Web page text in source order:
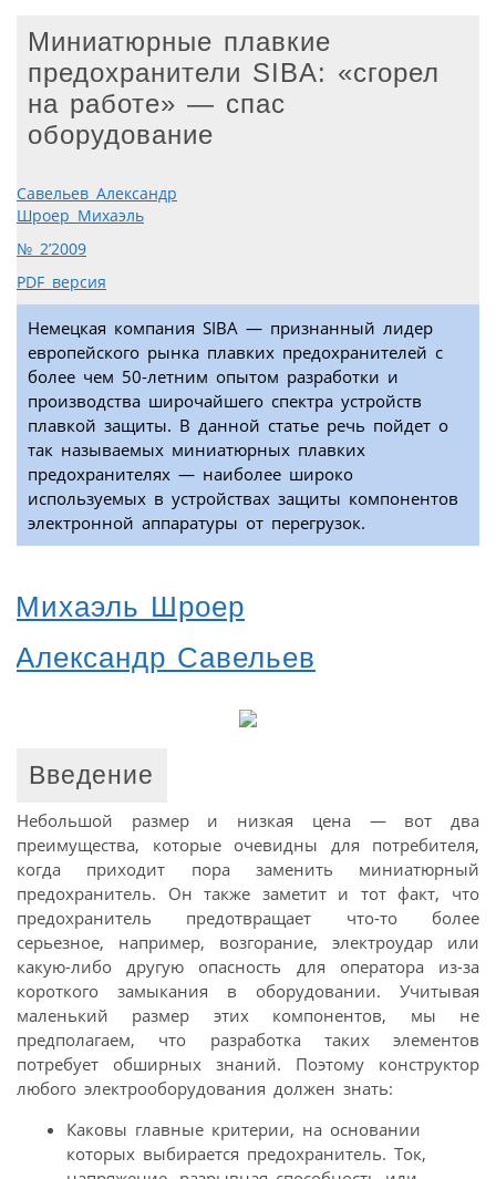
Миниатюрные плавкие
предохранители SIBA: «cгорел
на работе» — спас
оборудование
Савельев Александр
Шроер Михаэль
№ 2’2009
PDF версия
Немецкая компания SIBA — признанный лидер
европейского рынка плавких предохранителей с
более чем 50-летним опытом разработки и
производства широчайшего спектра устройств
плавкой защиты. В данной статье речь пойдет о
так называемых миниатюрных плавких
предохранителях — наиболее широко
используемых в устройствах защиты компонентов
электронной аппаратуры от перегрузок.
Михаэль Шроер
Александр Савельев
Введение
Небольшой размер и низкая цена — вот два
преимущества, которые очевидны для потребителя,
когда приходит пора заменить миниатюрный
предохранитель. Он также заметит и тот факт, что
предохранитель предотвращает что-то более
серьезное, например, возгорание, электроудар или
какую-либо другую опасность для оператора из-за
короткого замыкания в оборудовании. Учитывая
маленький размер этих компонентов, мы не
предполагаем, что разработка таких элементов
потребует обширных знаний. Поэтому конструктор
любого электрооборудования должен знать:
Каковы главные критерии, на основании
которых выбирается предохранитель. Ток,